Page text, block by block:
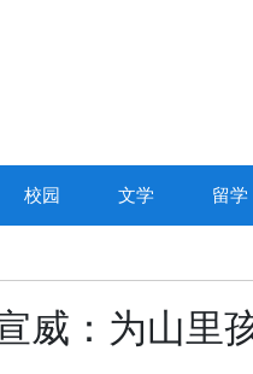
校园 文学 留学
威：为山里